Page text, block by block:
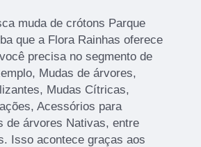
muda de crótons Parque
que a Flora Rainhas oferece
precisa no segmento de
Mudas de árvores,
Mudas Cítricas,
Acessórios para
de árvores Nativas, entre
Isso acontece graças aos